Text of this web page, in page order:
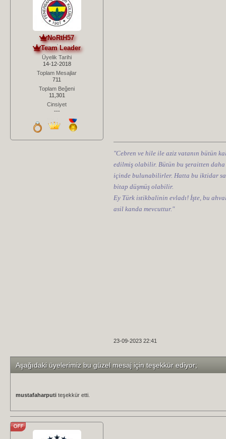
NoRtH57
Team Leader
Üyelik Tarihi
14-12-2018
Toplam Mesajlar
711
Toplam Beğeni
11,301
Cinsiyet
---
"Cebren ve hile ile aziz vatanın bütün
edilmiş olabilir. Bütün bu şeraitten
içinde bulunabilirler. Hatta bu iktidar
bitap düşmüş olabilir.
Ey Türk istikbalinin evladı! İşte, bu
asil kanda mevcuttur."
23-09-2023 22:41
Aşağıdaki üyelerimiz bu güzel mesaj için teşekkür ediyor;
mustafaharputi teşekkür etti.